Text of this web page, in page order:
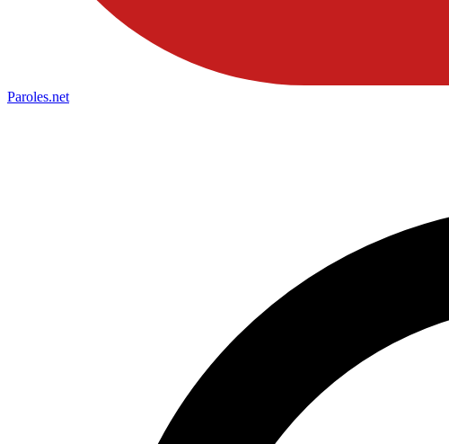
Paroles.net